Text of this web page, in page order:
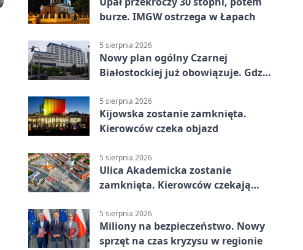
burze. IMGW ostrzega w Łapach
5 sierpnia 2026
Nowy plan ogólny Czarnej
Białostockiej już obowiązuje. Gdzie
5 sierpnia 2026
Kijowska zostanie zamknięta.
Kierowców czeka objazd
5 sierpnia 2026
Ulica Akademicka zostanie
zamknięta. Kierowców czekają
5 sierpnia 2026
Miliony na bezpieczeństwo. Nowy
sprzęt na czas kryzysu w regionie